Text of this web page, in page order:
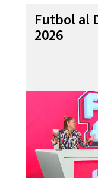
Futbol al
2026